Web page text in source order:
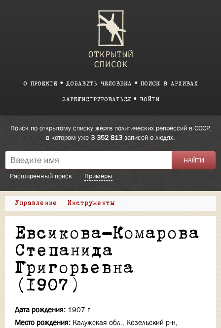
О ПРОЕКТЕ ДОБАВИТЬ ЧЕЛОВЕКА ПОИСК В АРХИВАХ
ЗАРЕГИСТРИРОВАТЬСЯ ВОЙТИ
Поиск по открытому списку жертв политических репрессий в СССР,
в котором уже 3 352 813 записей о людях.
Расширенный поиск Примеры
Управление Инструменты |
Евсикова-Комарова
Степанида
Григорьевна
(1907)
Дата рождения: 1907 г.
Место рождения: Калужская обл., Козельский р-н,